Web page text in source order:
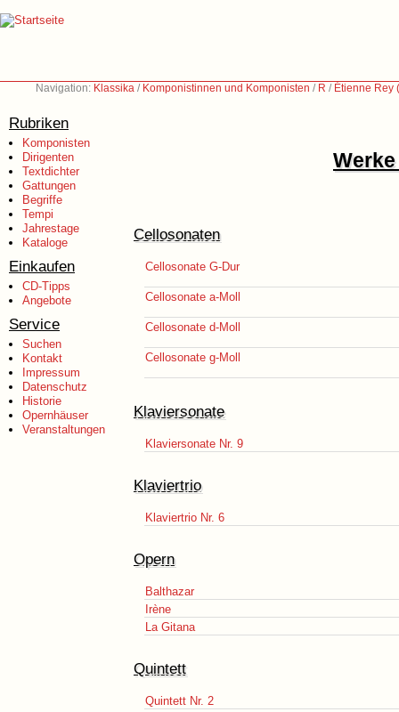
Navigation: Klassika / Komponistinnen und Komponisten / R / Étienne Rey
Rubriken
Komponisten
Dirigenten
Textdichter
Gattungen
Begriffe
Tempi
Jahrestage
Kataloge
Einkaufen
CD-Tipps
Angebote
Service
Suchen
Kontakt
Impressum
Datenschutz
Historie
Opernhäuser
Veranstaltungen
Cellosonaten
Cellosonate G-Dur
Cellosonate a-Moll
Cellosonate d-Moll
Cellosonate g-Moll
Klaviersonate
Klaviersonate Nr. 9
Klaviertrio
Klaviertrio Nr. 6
Opern
Balthazar
Irène
La Gitana
Quintett
Quintett Nr. 2